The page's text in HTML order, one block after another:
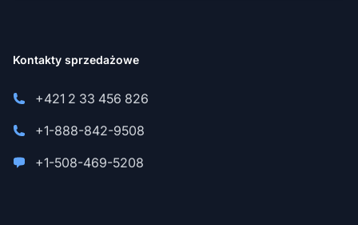
Kontakty sprzedażowe
+421 2 33 456 826
+1-888-842-9508
+1-508-469-5208